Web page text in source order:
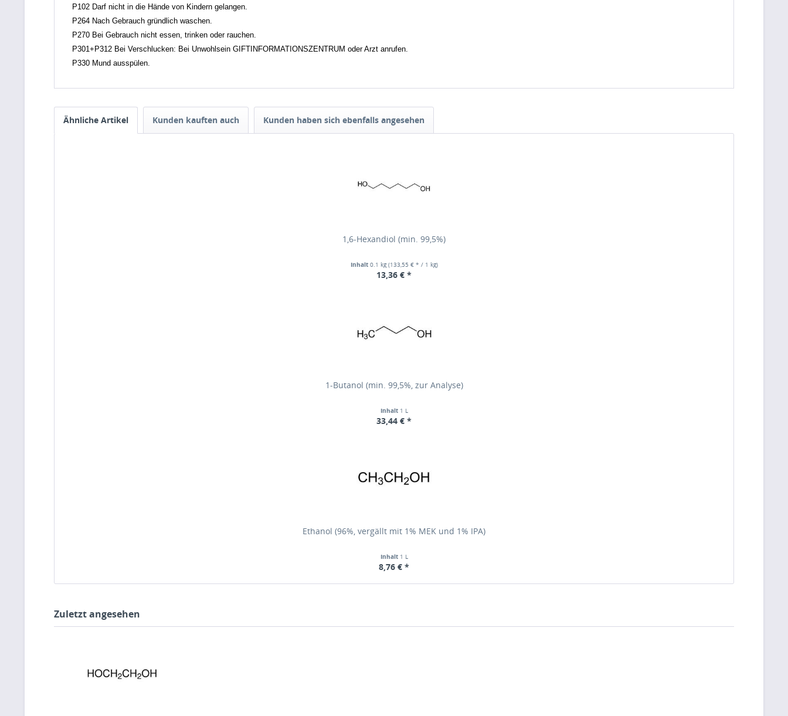
P102 Darf nicht in die Hände von Kindern gelangen.
P264 Nach Gebrauch gründlich waschen.
P270 Bei Gebrauch nicht essen, trinken oder rauchen.
P301+P312 Bei Verschlucken: Bei Unwohlsein GIFTINFORMATIONSZENTRUM oder Arzt anrufen.
P330 Mund ausspülen.
Ähnliche Artikel Kunden kauften auch Kunden haben sich ebenfalls angesehen
1,6-Hexandiol (min. 99,5%)
Inhalt 0.1 kg(133,55 € * / 1 kg)
13,36 € *
1-Butanol (min. 99,5%, zur Analyse)
Inhalt 1 L
33,44 € *
Ethanol (96%, vergällt mit 1% MEK und 1% IPA)
Inhalt 1 L
8,76 € *
Zuletzt angesehen